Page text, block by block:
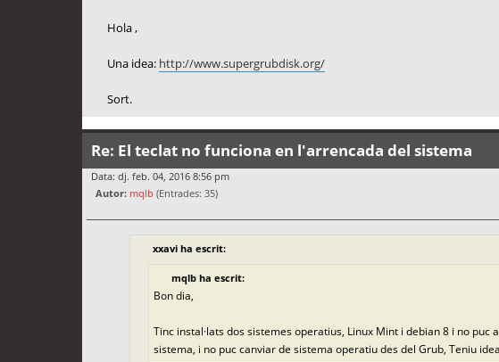
Hola ,
Una idea: http://www.supergrubdisk.org/
Sort.
Re: El teclat no funciona en l'arrencada del sistema
Data: dj. feb. 04, 2016 8:56 pm
Autor: mqlb (Entrades: 35)
xxavi ha escrit:
mqlb ha escrit:
Bon dia,
Tinc instal·lats dos sistemes operatius, Linux Mint i debian 8 i no
sistema, i no puc canviar de sistema operatiu des del Grub, Teniu